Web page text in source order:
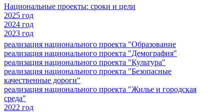
Национальные проекты: сроки и цели
2025 год
2024 год
2023 год
реализация национального проекта "Образование
реализация национального проекта "Демография"
реализация национального проекта "Культура"
реализация национального проекта "Безопасные
качественные дороги"
реализация национального проекта "Жилье и городская
среда"
2022 год